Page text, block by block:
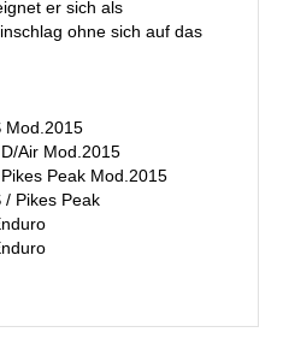
er sich als
ohne sich auf das
Mod.2015
Air Mod.2015
Peak Mod.2015
/ Pikes Peak